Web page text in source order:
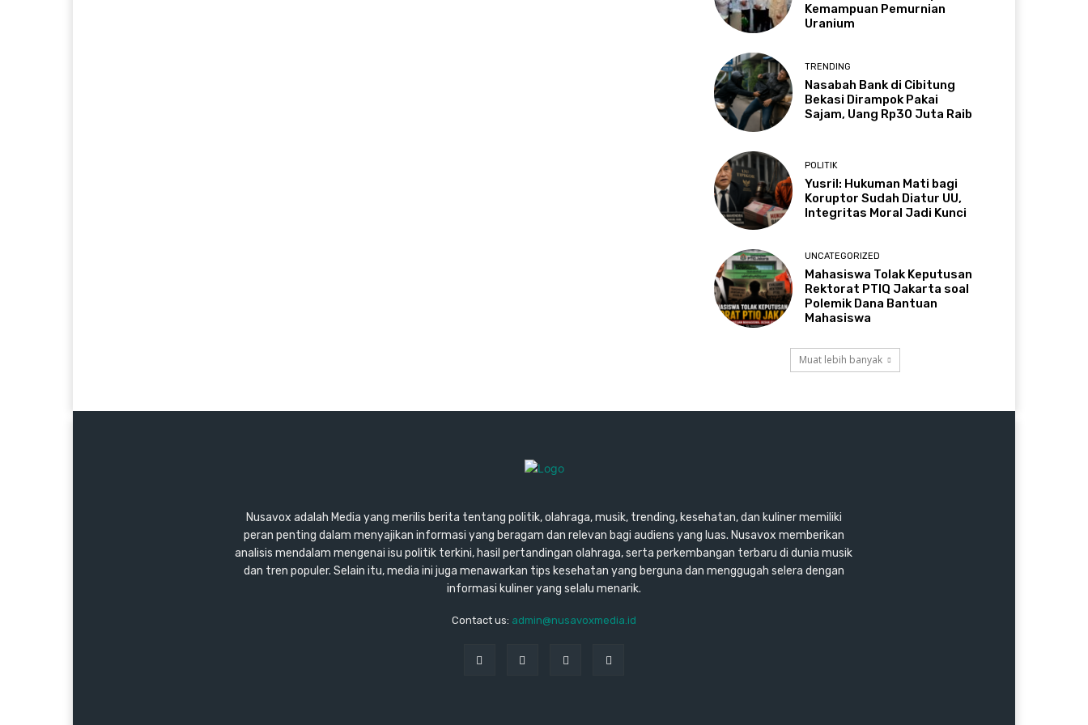
Kemampuan Pemurnian
Uranium
TRENDING
Nasabah Bank di Cibitung
Bekasi Dirampok Pakai
Sajam, Uang Rp30 Juta Raib
POLITIK
Yusril: Hukuman Mati bagi
Koruptor Sudah Diatur UU,
Integritas Moral Jadi Kunci
UNCATEGORIZED
Mahasiswa Tolak Keputusan
Rektorat PTIQ Jakarta soal
Polemik Dana Bantuan
Mahasiswa
Muat lebih banyak
Nusavox adalah Media yang merilis berita tentang politik, olahraga, musik, trending, kesehatan, dan kuliner memiliki
peran penting dalam menyajikan informasi yang beragam dan relevan bagi audiens yang luas. Nusavox memberikan
analisis mendalam mengenai isu politik terkini, hasil pertandingan olahraga, serta perkembangan terbaru di dunia musik
dan tren populer. Selain itu, media ini juga menawarkan tips kesehatan yang berguna dan menggugah selera dengan
informasi kuliner yang selalu menarik.
Contact us: admin@nusavoxmedia.id